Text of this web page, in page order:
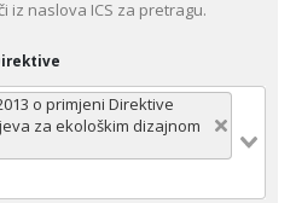
iz naslova ICS za pretragu.
o primjeni Direktive
za ekološkim dizajnom